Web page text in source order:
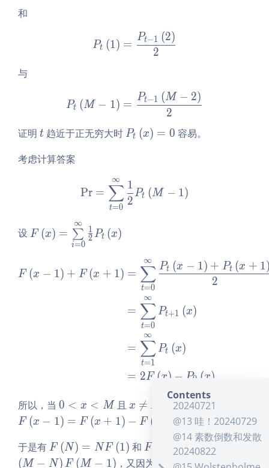
Contents
20240420
算法 1
算法 2
20240608
望和 20240707
@8 抛硬币 20240716
@9 重要性排名
20240716
有无穷个 20240720
明 20240720
@12 这界有点松
20240721
@13 哇！20240729
@14 素数倒数和发散
20240822
t
=
\r
和
P_t\left(1\right) =
Pt (1) =
2
Pt−1 (2)
与
P_t\left(M - 1\right) =
Pt (M − 1) =
2
Pt−1 (M − 2)
证明 t
t 趋近于正无穷大时 P
t
(x
=
Pt (x) = 0 容易。
考虑计算答案
\Pr = \sum\limits_{t =
Pr =
t=0
∑
∞
2
1
Pt (M − 1)
设 F
\le
(x
\ri
ts_
{i
0}
^
F (x) =
i=0
∑
∞
2
1 Pt (x)
\begin{aligned}
F (x − 1) + F (x + 1) =
t=0
∑
∞
2
Pt (x − 1) + Pt (x + 1
=
t=0
∑
∞
Pt+1 (x)
=
t=1
∑
∞
Pt (x)
= 2F (x) − P0 (x)
所以，当 0
<
x
<
M
0 < x < M且 x
\n
N
x 
= N 时，有F
\l
ef
t
(x
F (x
F (x − 1) = F (x + 1) − F (
。
于是有 F
\l
F (N ) = NF (1) 和 F
\le
F
=
(M − N) F (M − 1) ，又因为 F
F 1)+